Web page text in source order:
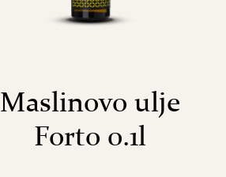
Maslinovo ulje
Forto 0.1l